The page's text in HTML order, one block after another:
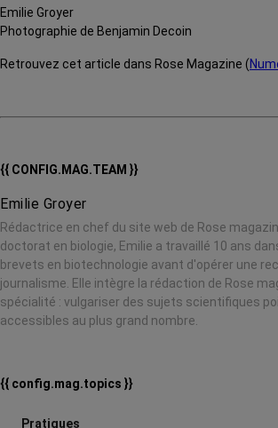
Emilie Groyer
Photographie de Benjamin Decoin
Retrouvez cet article dans Rose Magazine (
{{ CONFIG.MAG.TEAM }}
Emilie Groyer
Rédactrice en chef du site web de Rose
doctorat en biologie, Emilie a travaillé 10 ans
brevets en biotechnologie avant d'opérer une
journalisme. Elle intègre la rédaction de Rose
spécialité : vulgariser des sujets scientifiques
accessibles au plus grand nombre.
{{ config.mag.topics }}
Pratiques